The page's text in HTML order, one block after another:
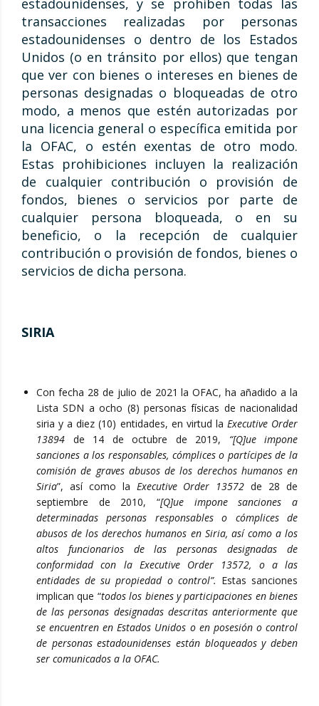
transacciones realizadas por personas
estadounidenses o dentro de los Estados
Unidos (o en tránsito por ellos) que tengan
que ver con bienes o intereses en bienes de
personas designadas o bloqueadas de otro
modo, a menos que estén autorizadas por
una licencia general o específica emitida por
la OFAC, o estén exentas de otro modo.
Estas prohibiciones incluyen la realización
de cualquier contribución o provisión de
fondos, bienes o servicios por parte de
cualquier persona bloqueada, o en su
beneficio, o la recepción de cualquier
contribución o provisión de fondos, bienes o
servicios de dicha persona.
SIRIA
Con fecha 28 de julio de 2021 la OFAC, ha añadido a la
Lista SDN a ocho (8) personas físicas de nacionalidad
siria y a diez (10) entidades, en virtud la Executive Order
13894 de 14 de octubre de 2019, “[Q]ue impone
sanciones a los responsables, cómplices o partícipes de la
comisión de graves abusos de los derechos humanos en
Siria”, así como la Executive Order 13572de 28 de
septiembre de 2010, “[Q]ue impone sanciones a
determinadas personas responsables o cómplices de
abusos de los derechos humanos en Siria, así como a los
altos funcionarios de las personas designadas de
conformidad con la Executive Order 13572, o a las
entidades de su propiedad o control”. Estas sanciones
implican que “todos los bienes y participaciones en bienes
de las personas designadas descritas anteriormente que
se encuentren en Estados Unidos o en posesión o control
de personas estadounidenses están bloqueados y deben
ser comunicados a la OFAC.